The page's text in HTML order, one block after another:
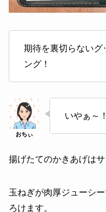
期待を裏切らないグ
ング！
いやぁ～
揚げたてのかきあげはサ
玉ねぎが肉厚ジューシ
ろけます。